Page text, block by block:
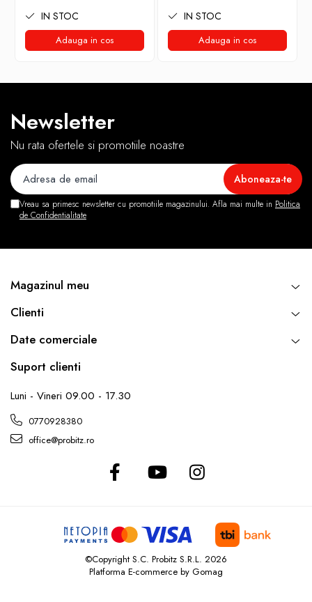
IN STOC
Adauga in cos
IN STOC
Adauga in cos
Newsletter
Nu rata ofertele si promotiile noastre
Vreau sa primesc newsletter cu promotiile magazinului. Afla mai multe in Politica
de Confidentialitate
Magazinul meu
Clienti
Date comerciale
Suport clienti
Luni - Vineri 09.00 - 17.30
0770928380
office@probitz.ro
©Copyright S.C. Probitz S.R.L. 2026
Platforma E-commerce by Gomag